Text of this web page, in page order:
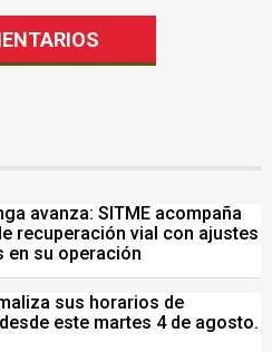
avanza: SITME acompaña
recuperación vial con ajustes
en su operación
sus horarios de
este martes 4 de agosto.